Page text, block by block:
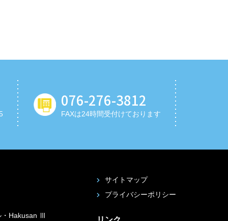
076-276-3812
FAXは24時間受付けております
・Hakusan Ⅲ
サイトマップ
プライバシーポリシー